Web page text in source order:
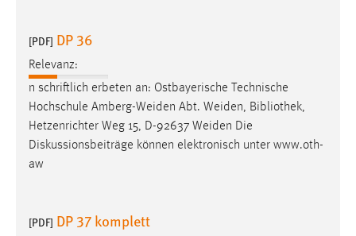
[PDF] DP 36
Relevanz:
n schriftlich erbeten an: Ostbayerische Technische
Hochschule Amberg-Weiden Abt. Weiden, Bibliothek,
Hetzenrichter Weg 15, D-92637 Weiden Die
Diskussionsbeiträge können elektronisch unter www.oth-
aw
[PDF] DP 37 komplett
Um Inhalte von Videoplattformen und Social Media
externen Medien Cookies gesetzt.
YouTube